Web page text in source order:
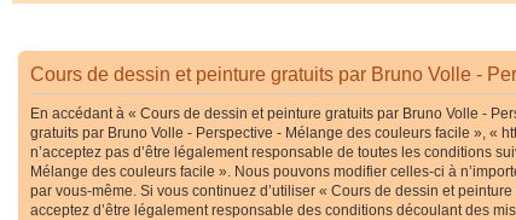
Cours de dessin et peinture gratuits par Bruno Volle -
En accédant à « Cours de dessin et peinture gratuits par Bruno Volle -
gratuits par Bruno Volle - Perspective - Mélange des couleurs facile », «
n’acceptez pas d’être légalement responsable de toutes les conditions
Mélange des couleurs facile ». Nous pouvons modifier celles-ci à
par vous-même. Si vous continuez d’utiliser « Cours de dessin et
acceptez d’être légalement responsable des conditions découlant des